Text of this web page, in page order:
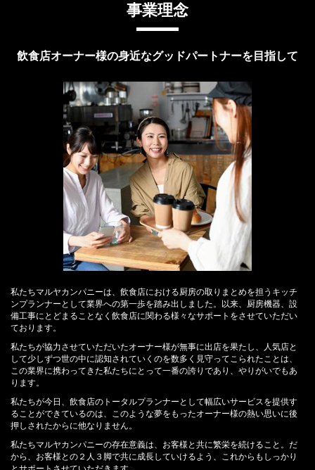
事業理念
飲食店オーナー様の身近なグッドパートナーを目指して
私たちマルヤカンパニーは、飲食店における厨房の取りまとめを担うキッチ
ンプランナーとして業界への第一歩を踏み出しました。以来、厨房機器、設
備工事にとどまることなく飲食店に関わる様々なサポートをさせていただい
ております。
私たちが協力させていただいたオーナー様が無事に出店を果たし、人気店と
して少しずつ世の中に認知されていくのを数多く見守ってこられたことは、
この業界に携わってきた私たちにとって一番の誇りであり、やりがいでもあ
ります。
私たちが今日、飲食店のトータルプランナーとして幅広いサービスを提供す
ることができているのは、このような夢をもったオーナー様の熱い思いに後
押しされたからに他なりません。
私たちマルヤカンパニーの存在意義は、お客様と共に繁栄を続けること。だ
から、お客様との２人３脚で共に成長していけるよう、これからもしっかり